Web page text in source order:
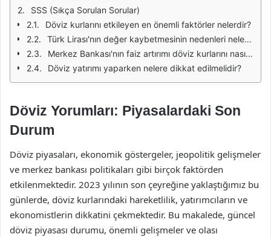
SSS (Sıkça Sorulan Sorular)
Döviz kurlarını etkileyen en önemli faktörler nelerdir?
Türk Lirası'nın değer kaybetmesinin nedenleri nelerdir?
Merkez Bankası'nın faiz artırımı döviz kurlarını nasıl etkiler?
Döviz yatırımı yaparken nelere dikkat edilmelidir?
Döviz Yorumları: Piyasalardaki Son
Durum
Döviz piyasaları, ekonomik göstergeler, jeopolitik gelişmeler
ve merkez bankası politikaları gibi birçok faktörden
etkilenmektedir. 2023 yılının son çeyreğine yaklaştığımız bu
günlerde, döviz kurlarındaki hareketlilik, yatırımcıların ve
ekonomistlerin dikkatini çekmektedir. Bu makalede, güncel
döviz piyasası durumu, önemli gelişmeler ve olası